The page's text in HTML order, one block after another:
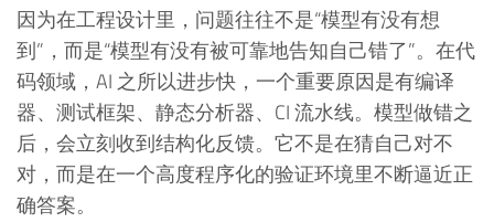
因为在工程设计里，问题往往不是“模型有没有想
到”，而是“模型有没有被可靠地告知自己错了”。在代
码领域，AI 之所以进步快，一个重要原因是有编译
器、测试框架、静态分析器、CI 流水线。模型做错之
后，会立刻收到结构化反馈。它不是在猜自己对不
对，而是在一个高度程序化的验证环境里不断逼近正
确答案。